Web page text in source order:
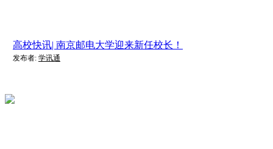
高校快讯| 南京邮电大学迎来新任校长！
发布者: 学讯通